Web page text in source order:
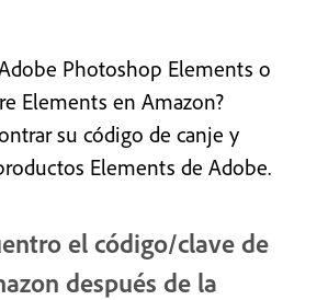
Photoshop Elements o
Elements en Amazon?
su código de canje y
Elements de Adobe.
el código/clave de
después de la